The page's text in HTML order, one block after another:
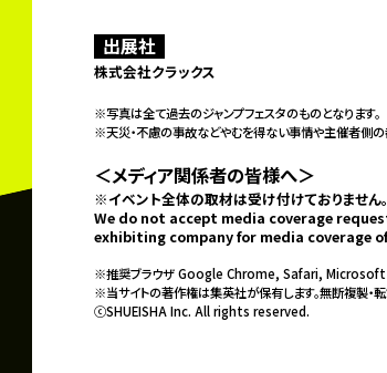
出展社
株式会社クラックス
※写真は全て過去のジャンプフェスタのものとなります。
※天災・不慮の事故などやむを得ない事情や主催者側の
＜メディア関係者の皆様へ＞
※イベント全体の取材は受け付けておりません
We do not accept media coverage
exhibiting company for media coverage
※推奨ブラウザ Google Chrome, Safari,
※当サイトの著作権は集英社が保有します。無断複製・転
ⓒSHUEISHA Inc. All rights reserved.